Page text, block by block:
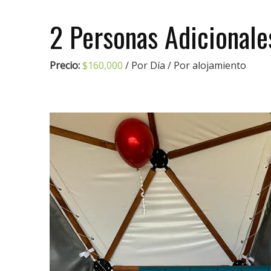
2 Personas
Precio:$160,000 / Por Día / Por alojamiento